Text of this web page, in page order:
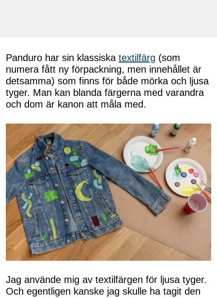
Panduro har sin klassiska textilfärg (som
numera fått ny förpackning, men innehållet är
detsamma) som finns för både mörka och ljusa
tyger. Man kan blanda färgerna med varandra
och dom är kanon att måla med.
Jag använde mig av textilfärgen för ljusa tyger.
Och egentligen kanske jag skulle ha tagit den